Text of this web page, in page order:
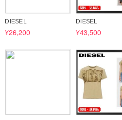
DIESEL
¥26,200
DIESEL
¥43,500